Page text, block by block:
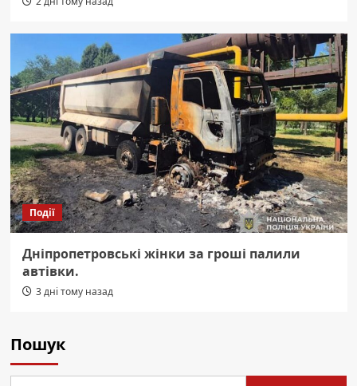
Події
Дніпропетровські жінки за гроші палили
автівки.
3 дні тому назад
Пошук